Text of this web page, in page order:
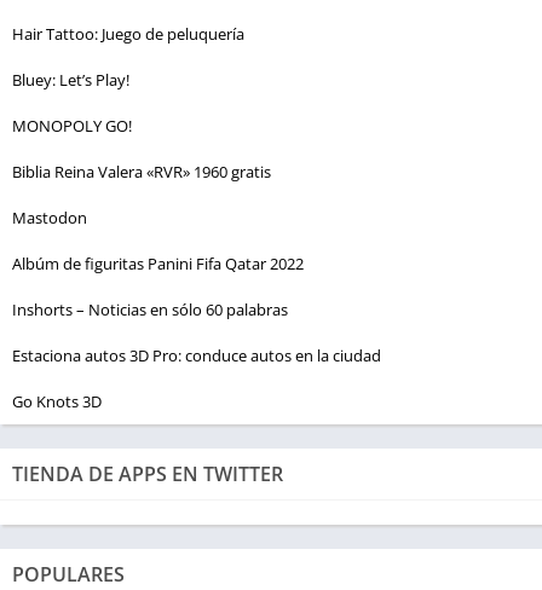
Hair Tattoo: Juego de peluquería
Bluey: Let’s Play!
MONOPOLY GO!
Biblia Reina Valera «RVR» 1960 gratis
Mastodon
Albúm de figuritas Panini Fifa Qatar 2022
Inshorts – Noticias en sólo 60 palabras
Estaciona autos 3D Pro: conduce autos en la ciudad
Go Knots 3D
TIENDA DE APPS EN TWITTER
POPULARES